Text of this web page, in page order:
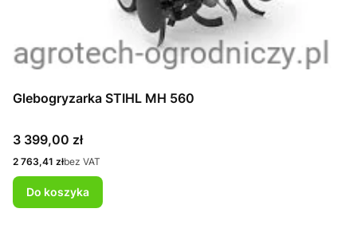
Glebogryzarka STIHL MH 560
Cena
3 399,00 zł
Cena
2 763,41 złbez VAT
Do koszyka